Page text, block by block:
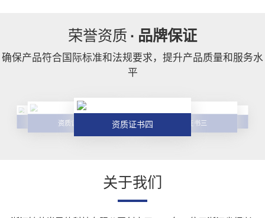
荣誉资质 · 品牌保证
确保产品符合国际标准和法规要求，提升产品质量和服务水
平
资质证书一
资质证书五资质证书四 资质证书三 资质证书二资质证书一
资质证书五
关于我们